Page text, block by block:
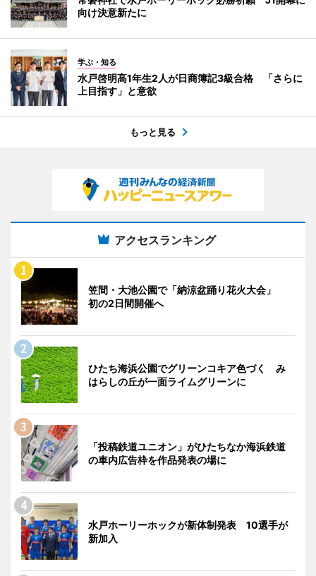
向け決意新たに
学ぶ・知る
水戸啓明高1年生2人が日商簿記3級合格 「さらに
上目指す」と意欲
もっと見る
アクセスランキング
笠間・大池公園で「納涼盆踊り花火大会」
初の2日間開催へ
ひたち海浜公園でグリーンコキア色づく み
はらしの丘が一面ライムグリーンに
「投稿鉄道ユニオン」がひたちなか海浜鉄道
の車内広告枠を作品発表の場に
水戸ホーリーホックが新体制発表 10選手が
新加入